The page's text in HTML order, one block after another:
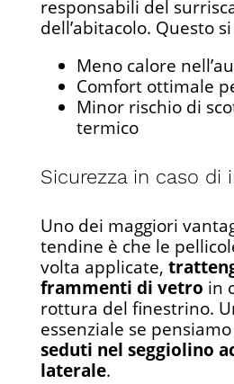
responsabili del
dell’abitacolo. Questo
Meno calore
Comfort ottimale
Minor rischio di
termico
Sicurezza in caso di
Uno dei maggiori
tendine è che le
volta applicate,
frammenti di vetro in
rottura del finestrino.
essenziale se pensiamo
seduti nel seggiolino
laterale.